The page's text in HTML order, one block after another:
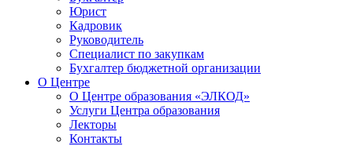
Юрист
Кадровик
Руководитель
Специалист по закупкам
Бухгалтер бюджетной организации
О Центре
О Центре образования «ЭЛКОД»
Услуги Центра образования
Лекторы
Контакты